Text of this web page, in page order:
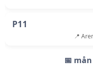
P11
📍
📅